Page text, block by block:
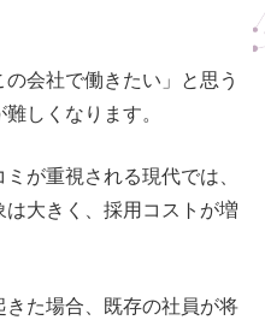
会社で働きたい」と思う
しくなります。
が重視される現代では、
大きく、採用コストが増
た場合、既存の社員が将